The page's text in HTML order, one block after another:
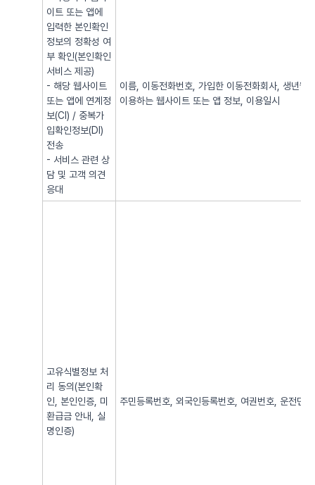
이트 또는 앱에
입력한 본인확인
정보의 정확성 여
부 확인(본인확인
서비스 제공)
- 해당 웹사이트
또는 앱에 연계정
보(CI) / 중복가
입확인정보(DI)
전송
- 서비스 관련 상
담 및 고객 의견
응대
이름, 이동전화번호, 가입한 이동전화회사, 생년
이용하는 웹사이트 또는 앱 정보, 이용일시
고유식별정보 처
리 동의(본인확
인, 본인인증, 미
환급금 안내, 실
명인증)
주민등록번호, 외국인등록번호, 여권번호, 운전면